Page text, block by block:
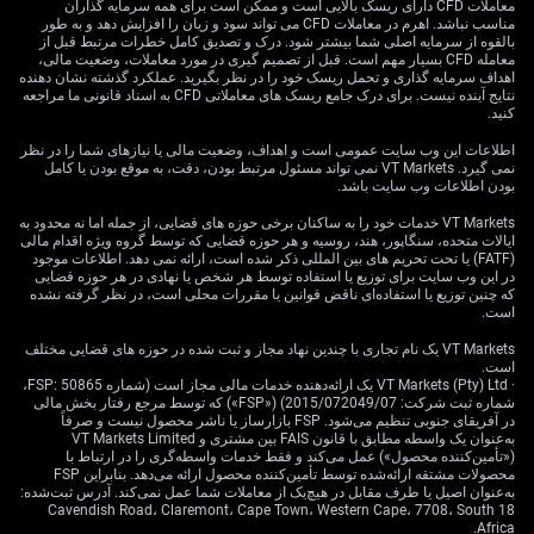
تمرکز بر فناوری و راهبرد
مشتقه
تمایل ما بر تمرکز بر رشد کم‌نظیر سودآوری در بخش فناوری
اطلاعات است؛ همان داستان اصلی برای سرمایه‌گذاران.
بزرگ فناوری (megacap) در سه‌ماهه اول ۲۰۲۶ به‌طور
متوسط ۲۵٪ نسبت به سال قبل رشد کرده است. این قدرت
بنیادی، در ماه‌های پیش‌رو شاخصی بسیار قابل‌اتکاتر از
جابه‌جایی‌های دیپلماتیک است.
برای معامله‌گران ابزارهای مشتقه، جهش نوسان باید به‌عنوان
فرصتی برای فروش پرمیوم دیده شود. ما فروش اختیار
فروش (put) یا اسپرد اختیار فروش را روی شاخص‌های
فناوری‌محور مانند نزدک ۱۰۰ (Nasdaq 100) مدنظر قرار
می‌دهیم. این راهبرد اجازه می‌دهد در صورت تثبیت بازار،
درآمد کسب کنیم یا در صورت افت، در قیمت مؤثر پایین‌تری
وارد یک موقعیت صعودی شویم.
معاملات CFD دارای ریسک بالایی است و ممکن است برای همه سرمایه گذاران
مناسب نباشد. اهرم در معاملات CFD می تواند سود و زیان را افزایش دهد و به طور
بالقوه از سرمایه اصلی شما بیشتر شود. درک و تصدیق کامل خطرات مرتبط قبل از
معامله CFD بسیار مهم است. قبل از تصمیم گیری در مورد معاملات، وضعیت مالی،
اهداف سرمایه گذاری و تحمل ریسک خود را در نظر بگیرید. عملکرد گذشته نشان دهنده
نتایج آینده نیست. برای درک جامع ریسک های معاملاتی CFD به اسناد قانونی ما مراجعه
کنید.
اطلاعات این وب سایت عمومی است و اهداف، وضعیت مالی یا نیازهای شما را در نظر
نمی گیرد. VT Markets نمی تواند مسئول مرتبط بودن، دقت، به موقع بودن یا کامل
بودن اطلاعات وب سایت باشد.
VT Markets خدمات خود را به ساکنان برخی حوزه های قضایی، از جمله اما نه محدود به
ایالات متحده، سنگاپور، هند، روسیه و هر حوزه قضایی که توسط گروه ویژه اقدام مالی
(FATF) یا تحت تحریم های بین المللی ذکر شده است، ارائه نمی دهد. اطلاعات موجود
در این وب سایت برای توزیع یا استفاده توسط هر شخص یا نهادی در هر حوزه قضایی
که چنین توزیع یا استفاده‌ای ناقض قوانین یا مقررات محلی است، در نظر گرفته نشده
است.
VT Markets یک نام تجاری با چندین نهاد مجاز و ثبت شده در حوزه های قضایی مختلف
است.
· VT Markets (Pty) Ltd یک ارائه‌دهنده خدمات مالی مجاز است (شماره FSP: 50865،
شماره ثبت شرکت: 2015/072049/07) («FSP») که توسط مرجع رفتار بخش مالی
در آفریقای جنوبی تنظیم می‌شود. FSP بازارساز یا ناشر محصول نیست و صرفاً
به‌عنوان یک واسطه مطابق با قانون FAIS بین مشتری و VT Markets Limited
(«تأمین‌کننده محصول») عمل می‌کند و فقط خدمات واسطه‌گری را در ارتباط با
محصولات مشتقه ارائه‌شده توسط تأمین‌کننده محصول ارائه می‌دهد. بنابراین FSP
به‌عنوان اصیل یا طرف مقابل در هیچ‌یک از معاملات شما عمل نمی‌کند. آدرس ثبت‌شده:
18 Cavendish Road، Claremont، Cape Town، Western Cape، 7708، South
Africa.